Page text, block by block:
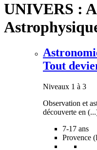
UNIVERS :
Tout
Niveaux 1 à 3
Observation et
découverte en
7-17 ans
Provence